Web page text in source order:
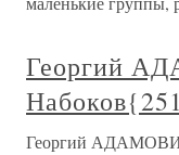
Георгий
Георгий